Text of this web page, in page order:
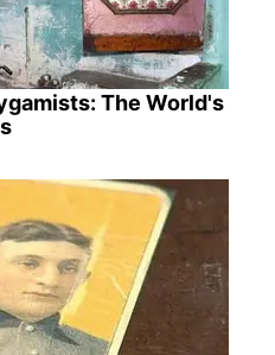
The World's